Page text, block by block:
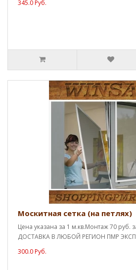
345.0 Руб.
Москитная сетка (на петлях)
Цена указана за 1 м.кв.Монтаж 70
ДОСТАВКА В ЛЮБОЙ РЕГИОН ПМР
300.0 Руб.